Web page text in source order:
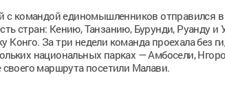
с командой единомышленников отправился
стран: Кению, Танзанию, Бурунди, Руанду и
Конго. За три недели команда проехала без
национальных парках — Амбосели,
маршрута посетили Малави.